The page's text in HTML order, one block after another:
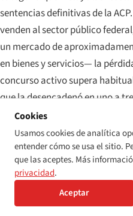
sentencias definitivas de la
venden al sector público
un mercado de
en bienes y servicios— la
concurso activo supera
que la desencadenó en uno a
Capa 5 — exposición penal
El artículo 88 de la LBI tipifica
discapacidad con penas de
agravadas cuando la
medios de comunicación de
Cookies
Usamos cookies de analítica
entender cómo se usa el sitio.
que las aceptes. Más
privacidad.
Aceptar